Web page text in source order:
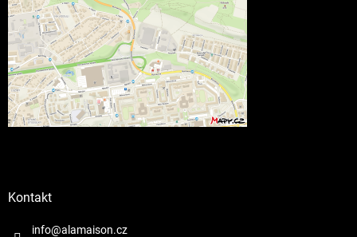
Kontakt
info@alamaison.cz